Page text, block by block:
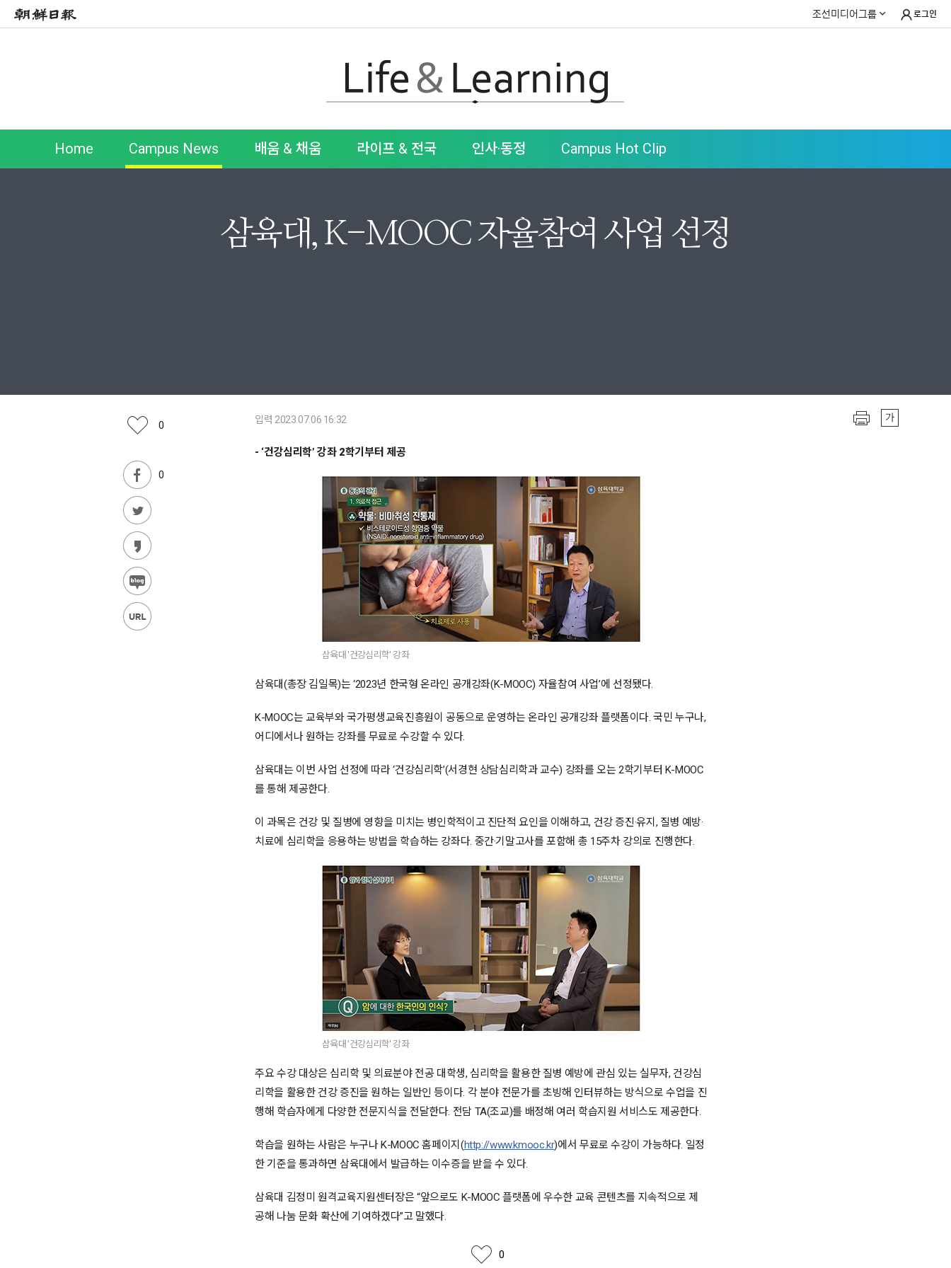
조선미디어그룹 로그인
Home Campus News 배움 & 채움 라이프 & 전국 인사·동정 Campus Hot Clip
삼육대, K-MOOC 자율참여 사업 선정
0
0
입력 2023.07.06 16:32
- ‘건강심리학’ 강좌 2학기부터 제공
삼육대 '건강심리학' 강좌
삼육대(총장 김일목)는 ‘2023년 한국형 온라인 공개강좌(K-MOOC) 자율참여 사업’에 선정됐다.
K-MOOC는 교육부와 국가평생교육진흥원이 공동으로 운영하는 온라인 공개강좌 플랫폼이다. 국민 누구나,
어디에서나 원하는 강좌를 무료로 수강할 수 있다.
삼육대는 이번 사업 선정에 따라 ‘건강심리학’(서경현 상담심리학과 교수) 강좌를 오는 2학기부터 K-MOOC
를 통해 제공한다.
이 과목은 건강 및 질병에 영향을 미치는 병인학적이고 진단적 요인을 이해하고, 건강 증진·유지, 질병 예방·
치료에 심리학을 응용하는 방법을 학습하는 강좌다. 중간·기말고사를 포함해 총 15주차 강의로 진행한다.
삼육대 '건강심리학' 강좌
주요 수강 대상은 심리학 및 의료분야 전공 대학생, 심리학을 활용한 질병 예방에 관심 있는 실무자, 건강심
리학을 활용한 건강 증진을 원하는 일반인 등이다. 각 분야 전문가를 초빙해 인터뷰하는 방식으로 수업을 진
행해 학습자에게 다양한 전문지식을 전달한다. 전담 TA(조교)를 배정해 여러 학습지원 서비스도 제공한다.
학습을 원하는 사람은 누구나 K-MOOC 홈페이지(http://www.kmooc.kr)에서 무료로 수강이 가능하다. 일정
한 기준을 통과하면 삼육대에서 발급하는 이수증을 받을 수 있다.
삼육대 김정미 원격교육지원센터장은 “앞으로도 K-MOOC 플랫폼에 우수한 교육 콘텐츠를 지속적으로 제
공해 나눔 문화 확산에 기여하겠다”고 말했다.
좋아요 0